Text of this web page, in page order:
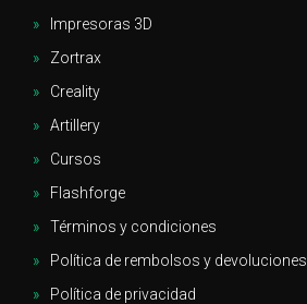
Impresoras 3D
Zortrax
Creality
Artillery
Cursos
Flashforge
Términos y condiciones
Política de rembolsos y devoluciones
Política de privacidad